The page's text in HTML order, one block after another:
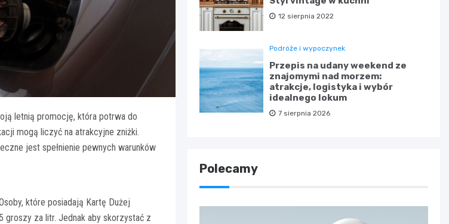
letnią promocję, która potrwa do
mogą liczyć na atrakcyjne zniżki.
jest spełnienie pewnych warunków
które posiadają Kartę Dużej
za litr. Jednak aby skorzystać z
12 sierpnia 2022
Podróże i wypoczynek
Przepis na udany weekend ze
znajomymi nad morzem:
atrakcje, logistyka i wybór
idealnego lokum
7 sierpnia 2026
Polecamy